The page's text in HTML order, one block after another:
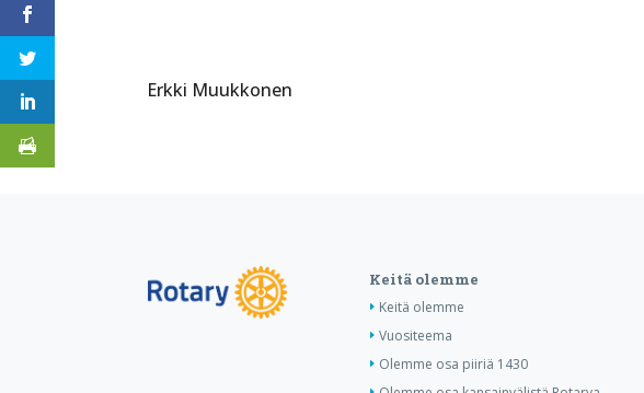
Erkki Muukkonen
Keitä olemme
Keitä olemme
Vuositeema
Olemme osa piiriä 1430